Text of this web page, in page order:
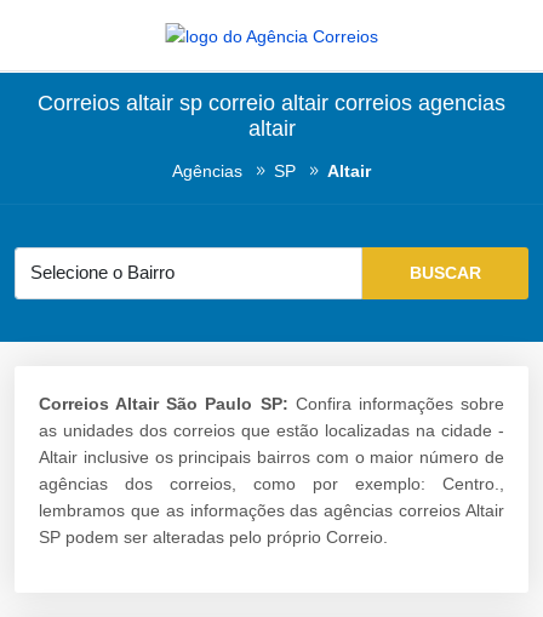
Correios altair sp correio altair correios agencias
altair
Agências SP Altair
Correios Altair São Paulo SP: Confira informações sobre
as unidades dos correios que estão localizadas na cidade -
Altair inclusive os principais bairros com o maior número de
agências dos correios, como por exemplo: Centro.,
lembramos que as informações das agências correios Altair
SP podem ser alteradas pelo próprio Correio.